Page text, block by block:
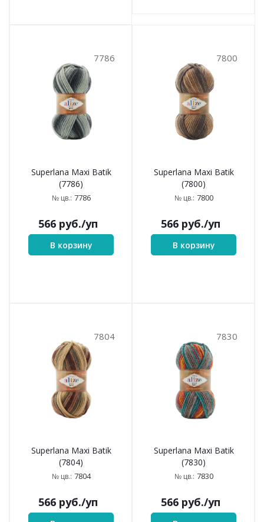
7786
Superlana Maxi Batik
(7786)
№ цв.: 7786
566 руб./уп
В корзину
7800
Superlana Maxi Batik
(7800)
№ цв.: 7800
566 руб./уп
В корзину
7804
Superlana Maxi Batik
(7804)
№ цв.: 7804
566 руб./уп
7830
Superlana Maxi Batik
(7830)
№ цв.: 7830
566 руб./уп